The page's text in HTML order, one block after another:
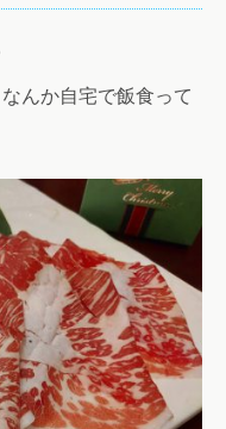
んか自宅で飯食って